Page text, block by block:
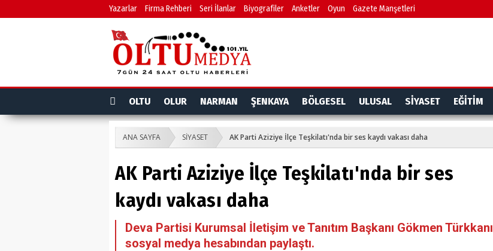
Yazarlar Firma Rehberi Seri İlanlar Biyografiler Anketler Oyun Gazete Manşetleri
OLTU OLUR NARMAN ŞENKAYA BÖLGESEL ULUSAL SİYASET EĞİTİM
ANA SAYFA SİYASET AK Parti Aziziye İlçe Teşkilatı'nda bir ses kaydı vakası daha
AK Parti Aziziye İlçe Teşkilatı'nda bir ses
kaydı vakası daha
Deva Partisi Kurumsal İletişim ve Tanıtım Başkanı Gökmen Türkkanı
sosyal medya hesabından paylaştı.